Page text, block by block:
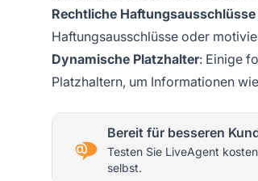
Rechtliche
Haftungsausschlüsse oder
Dynamische Platzhalter: Einige
Platzhaltern, um Informationen
Bereit für besseren
Testen Sie LiveAgent
selbst.